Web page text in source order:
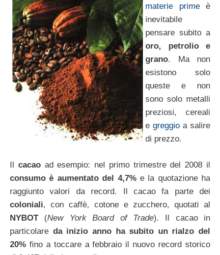
materie primeè
inevitabile
pensare subito a
oro, petrolio e
grano. Ma non
esistono solo
queste e non
sono solo metalli
preziosi, cereali
e greggio a salire
di prezzo.
Il cacaoad esempio: nel primo trimestre del 2008 il
consumo è aumentato del 4,7%e la quotazione ha
raggiunto valori da record. Il cacao fa parte dei
coloniali, con caffè, cotone e zucchero, quotati al
NYBOT (New York Board of Trade). Il cacao in
particolare da inizio anno ha subito un rialzo del
20% fino a toccare a febbraio il nuovo record storico